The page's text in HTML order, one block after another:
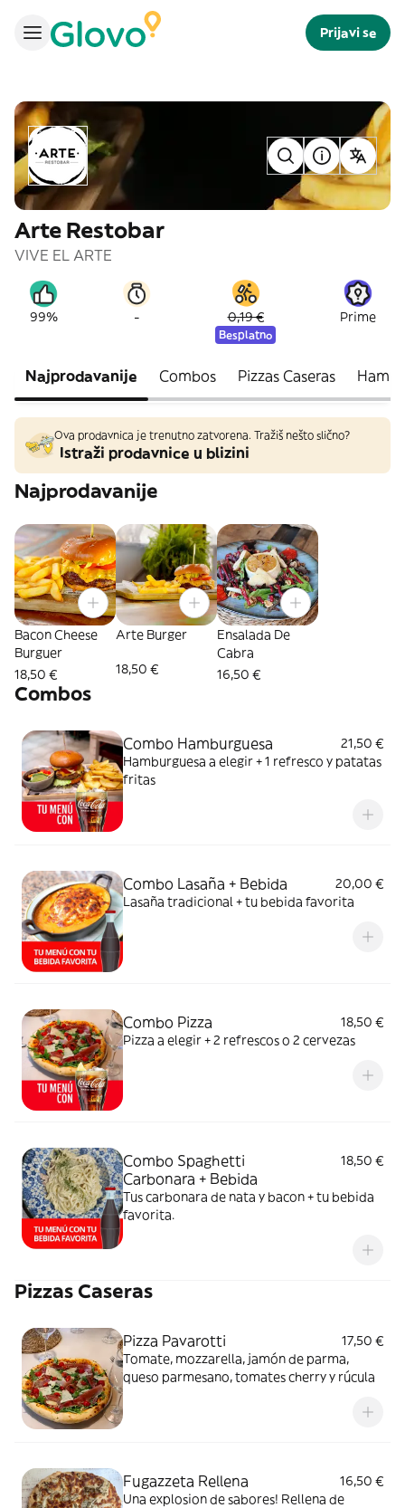
Prijavi se
Arte Restobar
VIVE EL ARTE
99% - 0,19 €
Besplatno
Prime
Najprodavanije Combos Pizzas Caseras
Ova prodavnica je trenutno zatvorena. Tražiš nešto slično?
Istraži prodavnice u blizini
Najprodavanije
Bacon Cheese
Burguer
18,50 €
Arte Burger
18,50 €
Ensalada De
Cabra
16,50 €
Combos
Combo Hamburguesa
21,50 €
Hamburguesa a elegir + 1 refresco y patatas
fritas
Combo Lasaña + Bebida
20,00 €
Lasaña tradicional + tu bebida favorita
Combo Pizza
18,50 €
Pizza a elegir + 2 refrescos o 2 cervezas
Combo Spaghetti
Carbonara + Bebida
18,50 €
Tus carbonara de nata y bacon + tu bebida
favorita.
Pizzas Caseras
Pizza Pavarotti
17,50 €
Tomate, mozzarella, jamón de parma,
queso parmesano, tomates cherry y rúcula
Fugazzeta Rellena
16,50 €
Una explosion de sabores! Rellena de